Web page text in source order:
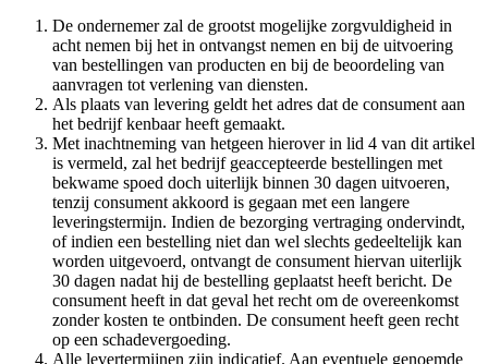
De ondernemer zal de grootst mogelijke zorgvuldigheid in
acht nemen bij het in ontvangst nemen en bij de uitvoering
van bestellingen van producten en bij de beoordeling van
aanvragen tot verlening van diensten.
Als plaats van levering geldt het adres dat de consument aan
het bedrijf kenbaar heeft gemaakt.
Met inachtneming van hetgeen hierover in lid 4 van dit artikel
is vermeld, zal het bedrijf geaccepteerde bestellingen met
bekwame spoed doch uiterlijk binnen 30 dagen uitvoeren,
tenzij consument akkoord is gegaan met een langere
leveringstermijn. Indien de bezorging vertraging ondervindt,
of indien een bestelling niet dan wel slechts gedeeltelijk kan
worden uitgevoerd, ontvangt de consument hiervan uiterlijk
30 dagen nadat hij de bestelling geplaatst heeft bericht. De
consument heeft in dat geval het recht om de overeenkomst
zonder kosten te ontbinden. De consument heeft geen recht
op een schadevergoeding.
Alle levertermijnen zijn indicatief. Aan eventuele genoemde